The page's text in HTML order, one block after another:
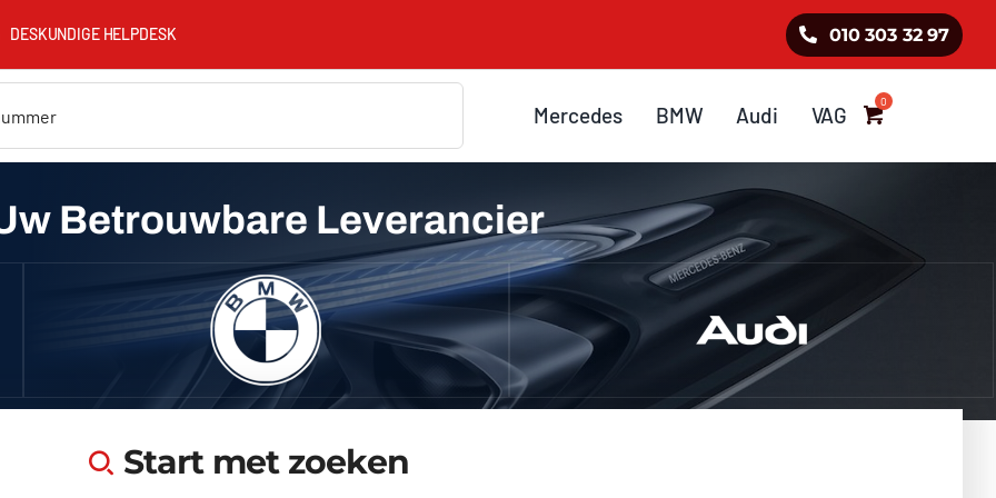
DESKUNDIGE HELPDESK 010 303 32 97
Mercedes BMW Audi VAG
Betrouwbare Leverancier
Start met zoeken